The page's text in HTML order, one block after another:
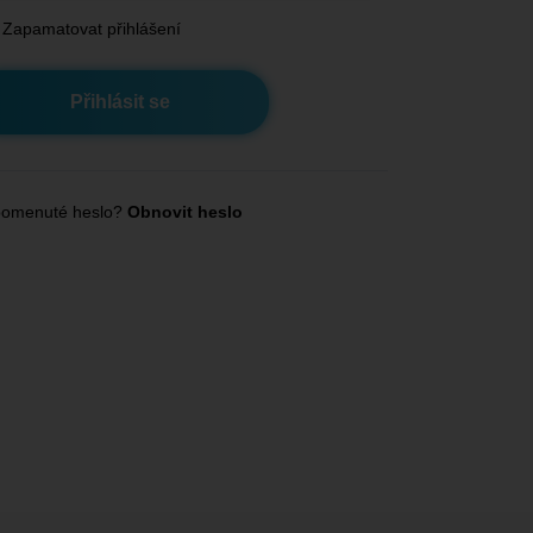
Zapamatovat přihlášení
heslo? Obnovit heslo